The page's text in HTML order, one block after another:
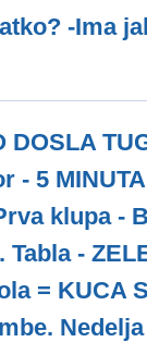
-Ima
- 5
klupa -
-
= KUCA